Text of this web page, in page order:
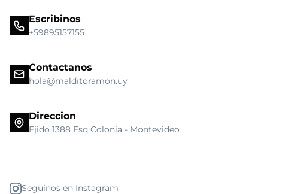
Escribinos
+59895157155
Contactanos
hola@malditoramon.uy
Direccion
Ejido 1388 Esq Colonia - Montevideo
Seguinos en Instagram